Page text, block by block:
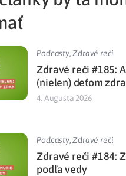
Podcasty,Zdravé reči
Zdravé reči #185:
(nielen) deťom
4. Augusta 2026
Podcasty,Zdravé reči
Zdravé reči #184:
podľa vedy